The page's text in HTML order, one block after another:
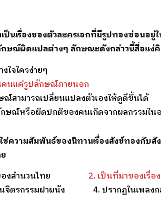
ป็นเรื่องของตัวละครเอกที่มีรูปทองซ่อนอยู่ใ
ษณ์ผิดแปลต่างๆ ลักษณะดังกล่าวนี้สื่อแง่คิ
งใจใครง่ายๆ
คนแค่รูปลักษณ์ภายนอก
สามารถเปลี่ยนแปลงตัวเองให้ดูดีขึ้นได้
ษณ์หรือผิดปกติของคนเกิดจากผลกรรมใน
ช่ความสัมพันธ์ของนิทานเรื่องสังข์ทองกับสั
ของสำนวนไทย 2. เป็นที่มาของเรื่อ
นจิตรกรรมฝาผนัง 4. ปรากฏในเพลงก